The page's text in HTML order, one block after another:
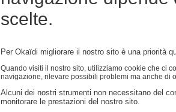
scelte.
Per Okaïdi migliorare il nostro sito è una priorità
Quando visiti il ​​nostro sito, utilizziamo cookie che ci
navigazione, rilevare possibili problemi ma anche di
Alcuni dei nostri strumenti non necessitano del
monitorare le prestazioni del nostro sito.